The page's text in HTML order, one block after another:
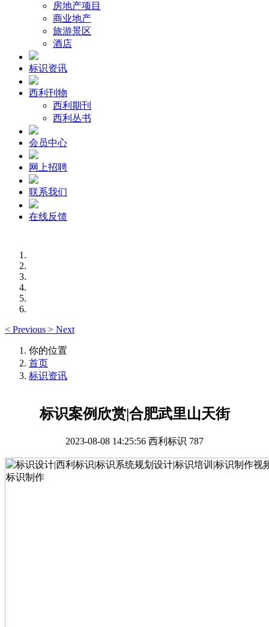
房地产项目
商业地产
旅游景区
酒店
标识资讯
西利刊物
西利期刊
西利丛书
会员中心
网上招聘
联系我们
在线反馈
< Previous > Next
你的位置
首页
标识资讯
标识案例欣赏|合肥武里山天街
2023-08-08 14:25:56 西利标识 787